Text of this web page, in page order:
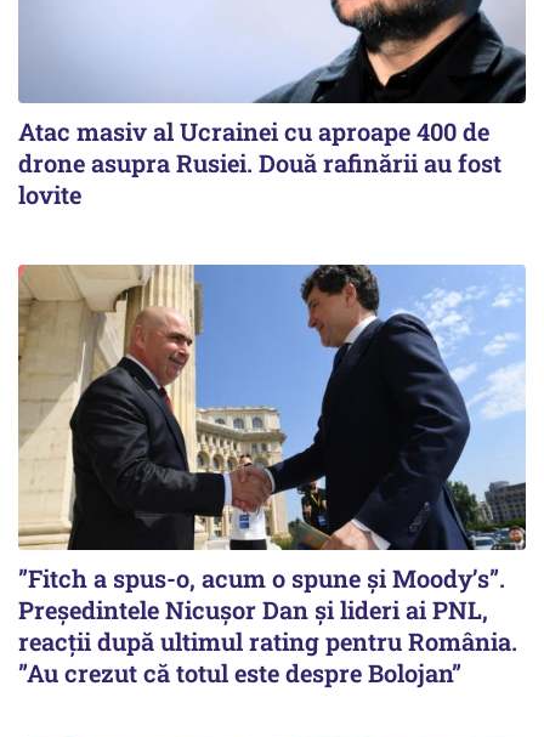
Atac masiv al Ucrainei cu aproape 400 de
drone asupra Rusiei. Două rafinării au fost
lovite
”Fitch a spus-o, acum o spune și Moody’s”.
Președintele Nicușor Dan și lideri ai PNL,
reacții după ultimul rating pentru România.
”Au crezut că totul este despre Bolojan”